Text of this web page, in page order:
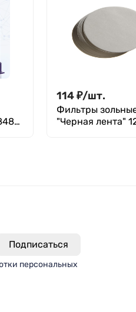
114₽/шт.
Фильтры
"Черная лента"
персональных